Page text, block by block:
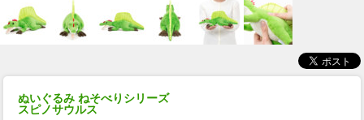
ぬいぐるみ ねそべりシリーズ
スピノサウルス